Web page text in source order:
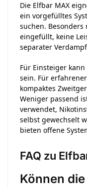
Die Elfbar MAX
ein vorgefülltes
suchen.
eingefüllt, keine
separater
Für Einsteiger
sein. Für
kompaktes
Weniger passend
verwendet,
selbst gewechselt
bieten offene
FAQ zu
Können